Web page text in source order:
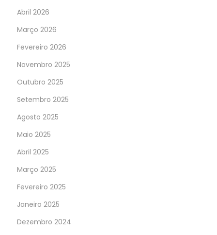
Abril 2026
Março 2026
Fevereiro 2026
Novembro 2025
Outubro 2025
Setembro 2025
Agosto 2025
Maio 2025
Abril 2025
Março 2025
Fevereiro 2025
Janeiro 2025
Dezembro 2024